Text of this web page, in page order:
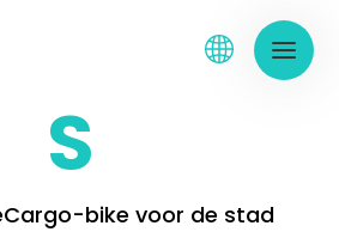
S
bike voor de stad